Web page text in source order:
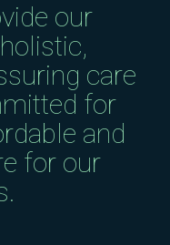
our
care
for
and
for our